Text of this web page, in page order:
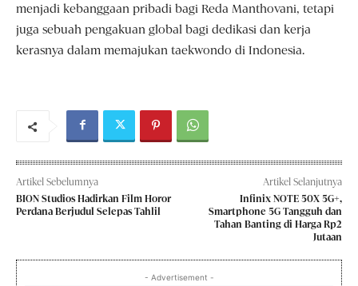
menjadi kebanggaan pribadi bagi Reda Manthovani, tetapi
juga sebuah pengakuan global bagi dedikasi dan kerja
kerasnya dalam memajukan taekwondo di Indonesia.
Artikel Sebelumnya
BION Studios Hadirkan Film Horor
Perdana Berjudul Selepas Tahlil
Artikel Selanjutnya
Infinix NOTE 50X 5G+,
Smartphone 5G Tangguh dan
Tahan Banting di Harga Rp2
Jutaan
- Advertisement -